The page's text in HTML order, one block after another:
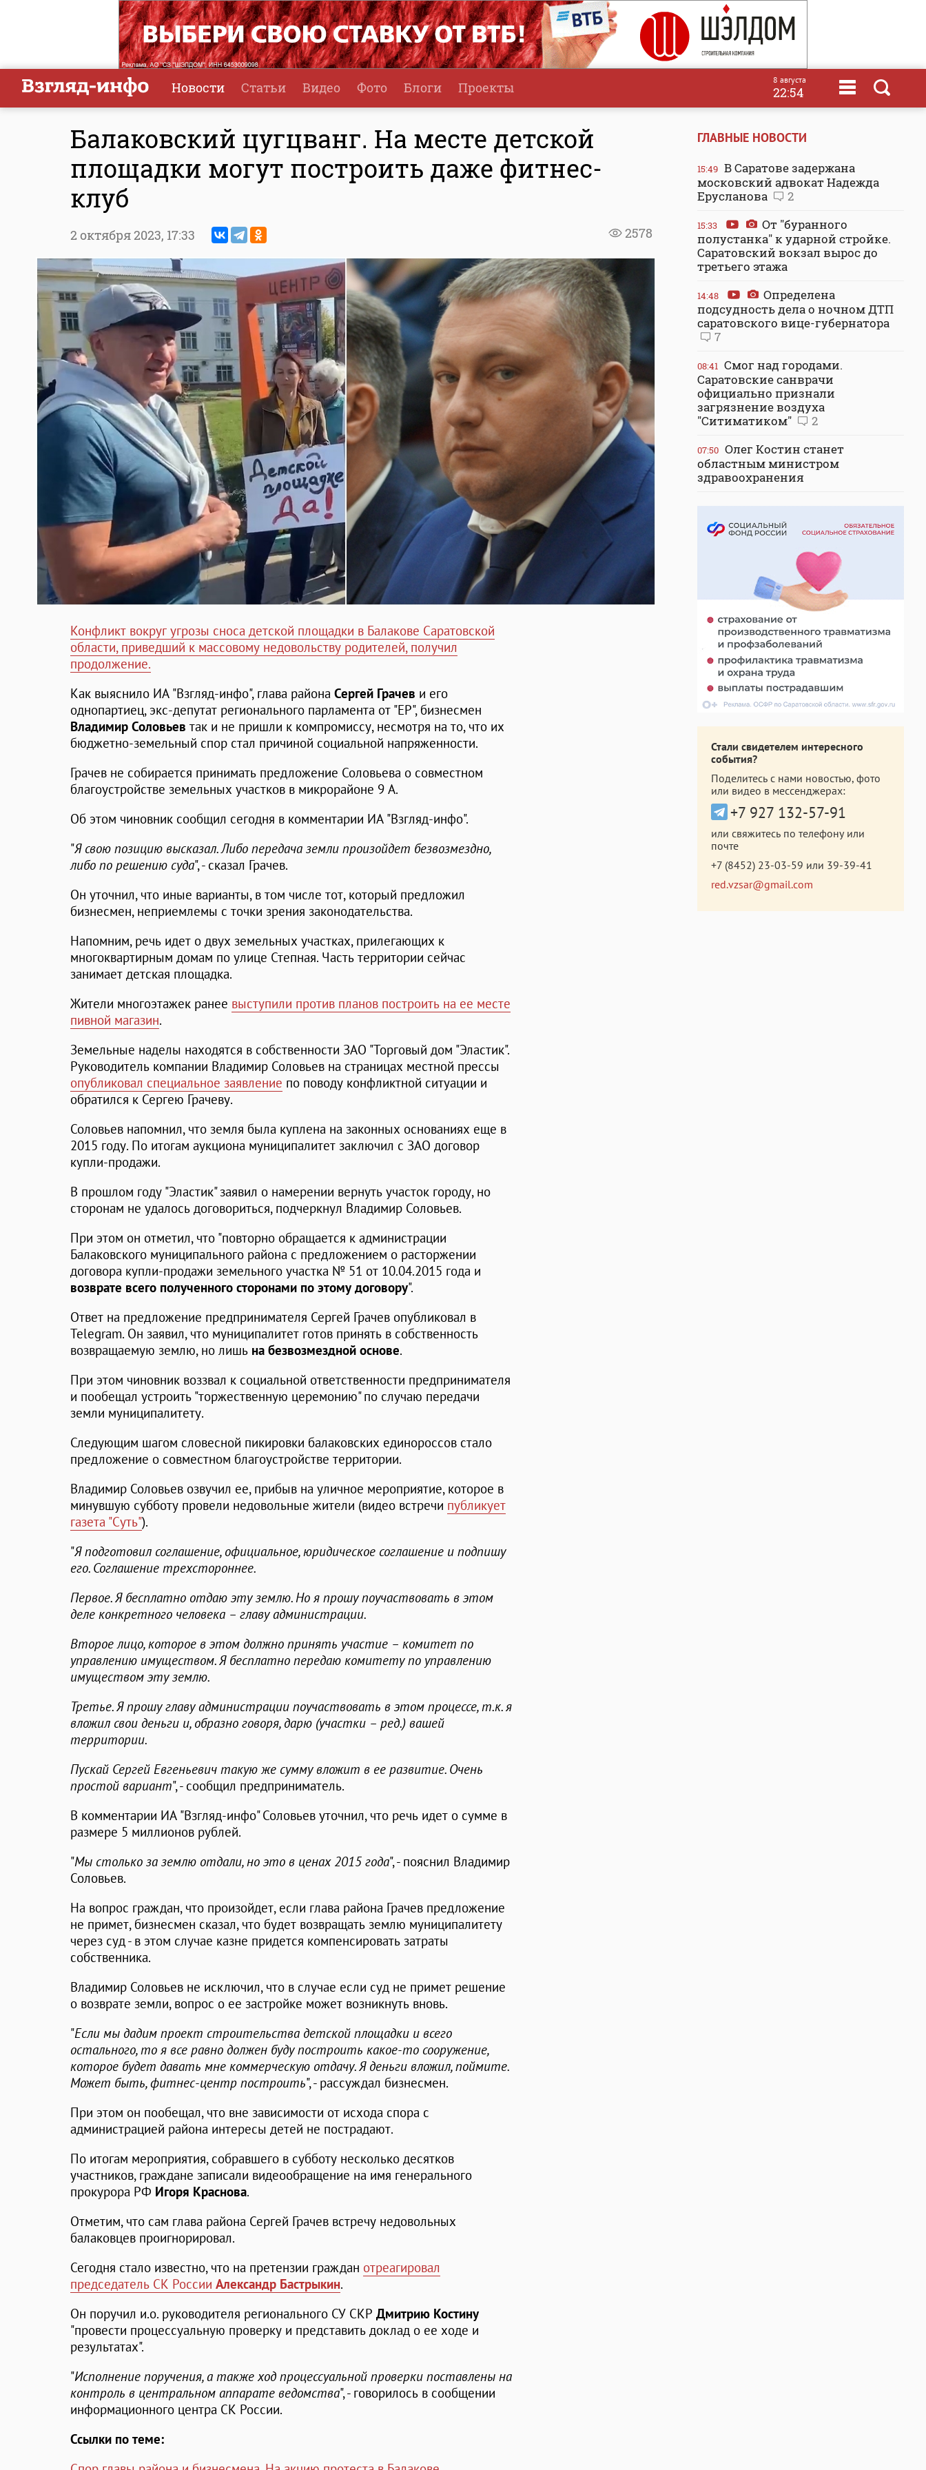
Новости Статьи Видео Фото Блоги Проекты 8 августа
22:54
Балаковский цугцванг. На месте детской
площадки могут построить даже фитнес-
клуб
2578
2 октября 2023, 17:33
Конфликт вокруг угрозы сноса детской площадки в Балакове Саратовской
области, приведший к массовому недовольству родителей, получил
продолжение.
Как выяснило ИА "Взгляд-инфо", глава района Сергей Грачев и его
однопартиец, экс-депутат регионального парламента от "ЕР", бизнесмен
Владимир Соловьев так и не пришли к компромиссу, несмотря на то, что их
бюджетно-земельный спор стал причиной социальной напряженности.
Грачев не собирается принимать предложение Соловьева о совместном
благоустройстве земельных участков в микрорайоне 9 А.
Об этом чиновник сообщил сегодня в комментарии ИА "Взгляд-инфо".
"Я свою позицию высказал. Либо передача земли произойдет безвозмездно,
либо по решению суда", - сказал Грачев.
Он уточнил, что иные варианты, в том числе тот, который предложил
бизнесмен, неприемлемы с точки зрения законодательства.
Напомним, речь идет о двух земельных участках, прилегающих к
многоквартирным домам по улице Степная. Часть территории сейчас
занимает детская площадка.
Жители многоэтажек ранее выступили против планов построить на ее месте
пивной магазин.
Земельные наделы находятся в собственности ЗАО "Торговый дом "Эластик".
Руководитель компании Владимир Соловьев на страницах местной прессы
опубликовал специальное заявление по поводу конфликтной ситуации и
обратился к Сергею Грачеву.
Соловьев напомнил, что земля была куплена на законных основаниях еще в
2015 году. По итогам аукциона муниципалитет заключил с ЗАО договор
купли-продажи.
В прошлом году "Эластик" заявил о намерении вернуть участок городу, но
сторонам не удалось договориться, подчеркнул Владимир Соловьев.
При этом он отметил, что "повторно обращается к администрации
Балаковского муниципального района с предложением о расторжении
договора купли-продажи земельного участка № 51 от 10.04.2015 года и
возврате всего полученного сторонами по этому договору".
Ответ на предложение предпринимателя Сергей Грачев опубликовал в
Telegram. Он заявил, что муниципалитет готов принять в собственность
возвращаемую землю, но лишь на безвозмездной основе.
При этом чиновник воззвал к социальной ответственности предпринимателя
и пообещал устроить "торжественную церемонию" по случаю передачи
земли муниципалитету.
Следующим шагом словесной пикировки балаковских единороссов стало
предложение о совместном благоустройстве территории.
Владимир Соловьев озвучил ее, прибыв на уличное мероприятие, которое в
минувшую субботу провели недовольные жители (видео встречи публикует
газета "Суть").
"Я подготовил соглашение, официальное, юридическое соглашение и подпишу
его. Соглашение трехстороннее.
Первое. Я бесплатно отдаю эту землю. Но я прошу поучаствовать в этом
деле конкретного человека – главу администрации.
Второе лицо, которое в этом должно принять участие – комитет по
управлению имуществом. Я бесплатно передаю комитету по управлению
имуществом эту землю.
Третье. Я прошу главу администрации поучаствовать в этом процессе, т.к. я
вложил свои деньги и, образно говоря, дарю (участки – ред.) вашей
территории.
Пускай Сергей Евгеньевич такую же сумму вложит в ее развитие. Очень
простой вариант", - сообщил предприниматель.
В комментарии ИА "Взгляд-инфо" Соловьев уточнил, что речь идет о сумме в
размере 5 миллионов рублей.
"Мы столько за землю отдали, но это в ценах 2015 года", - пояснил Владимир
Соловьев.
На вопрос граждан, что произойдет, если глава района Грачев предложение
не примет, бизнесмен сказал, что будет возвращать землю муниципалитету
через суд - в этом случае казне придется компенсировать затраты
собственника.
Владимир Соловьев не исключил, что в случае если суд не примет решение
о возврате земли, вопрос о ее застройке может возникнуть вновь.
"Если мы дадим проект строительства детской площадки и всего
остального, то я все равно должен буду построить какое-то сооружение,
которое будет давать мне коммерческую отдачу. Я деньги вложил, поймите.
Может быть, фитнес-центр построить", - рассуждал бизнесмен.
При этом он пообещал, что вне зависимости от исхода спора с
администрацией района интересы детей не пострадают.
По итогам мероприятия, собравшего в субботу несколько десятков
участников, граждане записали видеообращение на имя генерального
прокурора РФ Игоря Краснова.
Отметим, что сам глава района Сергей Грачев встречу недовольных
балаковцев проигнорировал.
Сегодня стало известно, что на претензии граждан отреагировал
председатель СК России Александр Бастрыкин.
Он поручил и.о. руководителя регионального СУ СКР Дмитрию Костину
"провести процессуальную проверку и представить доклад о ее ходе и
результатах".
"Исполнение поручения, а также ход процессуальной проверки поставлены на
контроль в центральном аппарате ведомства", - говорилось в сообщении
информационного центра СК России.
Ссылки по теме:
ГЛАВНЫЕ НОВОСТИ
15:49 В Саратове задержана
московский адвокат Надежда
Ерусланова
2
15:33
От "буранного
полустанка" к ударной стройке.
Саратовский вокзал вырос до
третьего этажа
14:48
Определена
подсудность дела о ночном ДТП
саратовского вице-губернатора
7
08:41 Смог над городами.
Саратовские санврачи
официально признали
загрязнение воздуха
"Ситиматиком"
2
07:50 Олег Костин станет
областным министром
здравоохранения
Стали свидетелем интересного
события?
Поделитесь с нами новостью, фото
или видео в мессенджерах:
+7 927 132-57-91
или свяжитесь по телефону или
почте
+7 (8452) 23-03-59 или 39-39-41
red.vzsar@gmail.com